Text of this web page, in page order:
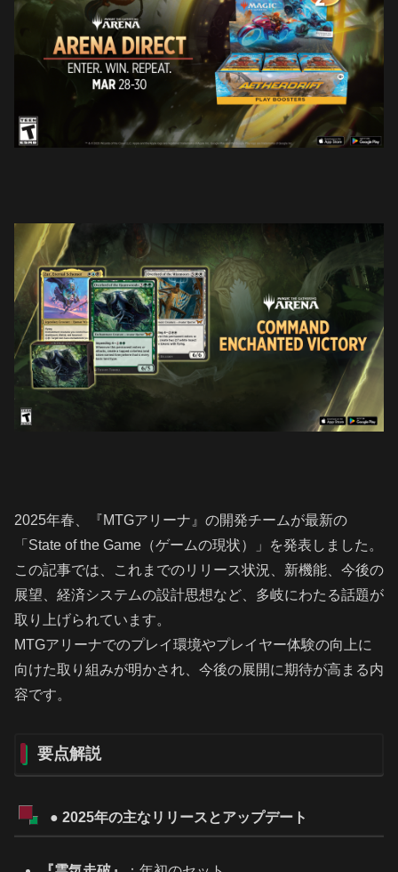
2025年春、『MTGアリーナ』の開発チームが最新の
「State of the Game（ゲームの現状）」を発表しました。
この記事では、これまでのリリース状況、新機能、今後の
展望、経済システムの設計思想など、多岐にわたる話題が
取り上げられています。
MTGアリーナでのプレイ環境やプレイヤー体験の向上に
向けた取り組みが明かされ、今後の展開に期待が高まる内
容です。
要点解説
● 2025年の主なリリースとアップデート